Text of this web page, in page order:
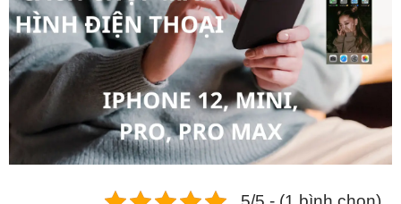
Phụ kiện
Hệ thống:
17 cửa hàng
Tổng đài:1800.6729 (miễn phí)
(Giờ làm việc: 08h00 - 21h00)
Giới thiệu